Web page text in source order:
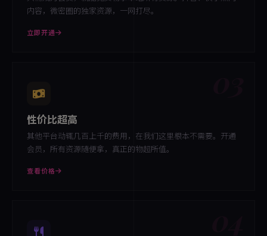
内容，微密圈的独家资源，一网打尽。
立即开通
性价比超高
其他平台动辄几百上千的费用，在我们这里根本不需要。开通
会员，所有资源随便拿，真正的物超所值。
查看价格